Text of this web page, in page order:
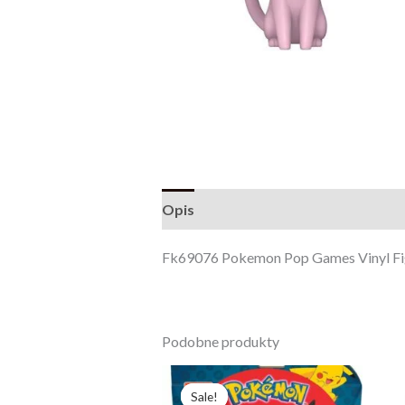
Opis
Fk69076 Pokemon Pop Games Vinyl
Podobne produkty
Sale!
Sale!
Pierwotna
cena
Aktualna
cena